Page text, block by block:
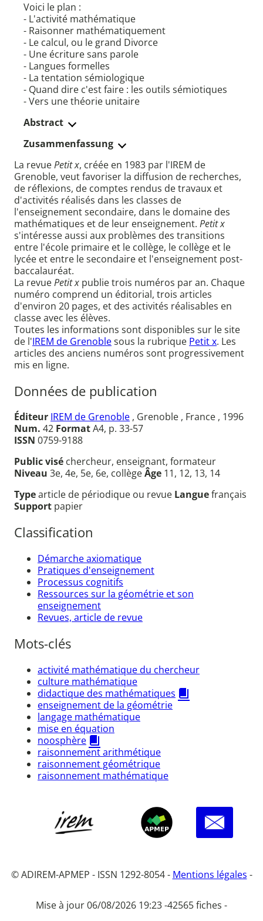
Voici le plan :
- L'activité mathématique
- Raisonner mathématiquement
- Le calcul, ou le grand Divorce
- Une écriture sans parole
- Langues formelles
- La tentation sémiologique
- Quand dire c'est faire : les outils sémiotiques
- Vers une théorie unitaire
Abstract
Zusammenfassung
La revuePetit x, créée en 1983 par l'IREM de
Grenoble, veut favoriser la diffusion de recherches,
de réflexions, de comptes rendus de travaux et
d'activités réalisés dans les classes de
l'enseignement secondaire, dans le domaine des
mathématiques et de leur enseignement. Petit x
s'intéresse aussi aux problèmes des transitions
entre l'école primaire et le collège, le collège et le
lycée et entre le secondaire et l'enseignement post-
baccalauréat.
La revuePetit x publie trois numéros par an. Chaque
numéro comprend un éditorial, trois articles
d'environ 20 pages, et des activités réalisables en
classe avec les élèves.
Toutes les informations sont disponibles sur le site
de l'IREM de Grenoblesous la rubrique Petit x. Les
articles des anciens numéros sont progressivement
mis en ligne.
Données de publication
Éditeur IREM de Grenoble , Grenoble , France , 1996
Num. 42 FormatA4, p. 33-57
ISSN 0759-9188
Public visé chercheur, enseignant, formateur
Niveau 3e, 4e, 5e, 6e, collègeÂge 11, 12, 13, 14
Typearticle de périodique ou revue Languefrançais
Support papier
Classification
Démarche axiomatique
Pratiques d'enseignement
Processus cognitifs
Ressources sur la géométrie et son
enseignement
Revues, article de revue
Mots-clés
activité mathématique du chercheur
culture mathématique
didactique des mathématiques
enseignement de la géométrie
langage mathématique
mise en équation
noosphère
raisonnement arithmétique
raisonnement géométrique
raisonnement mathématique
© ADIREM-APMEP - ISSN 1292-8054 - Mentions légales -
Mise à jour 06/08/2026 19:23 -42565 fiches -